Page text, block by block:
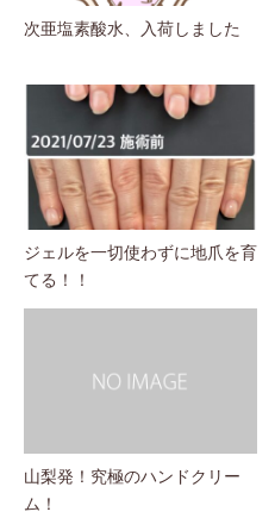
次亜塩素酸水、入荷しました
ジェルを一切使わずに地爪を育
てる！！
山梨発！究極のハンドクリー
ム！